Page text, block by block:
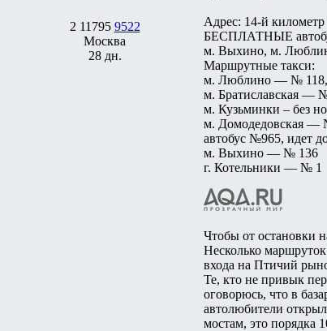
2 11795 9522
Москва
28 дн.
Адрес: 14-й
БЕСПЛАТНЫЕ
м. Выхино, м.
Маршрутные такси:
м. Люблино — № 118,
м. Братиславская —
м. Кузьминки – без
м. Домодедовская —
автобус №965, идет
м. Выхино — № 136
г. Котельники — № 1
Чтобы от остановки
Несколько
входа на Птичий
Те, кто не привык
оговорюсь, что в
автолюбители
мостам, это порядка